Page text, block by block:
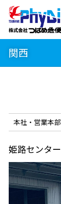
関西
本社・営業本部
姫路センター